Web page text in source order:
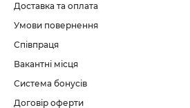
Доставка та оплата
Умови повернення
Співпраця
Вакантні місця
Система бонусів
Договір оферти